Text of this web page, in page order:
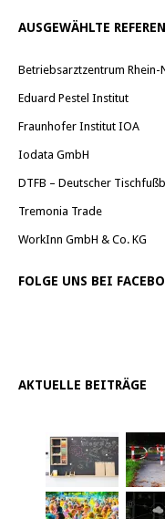
AUSGEWÄHLTE
Betriebsarztzentrum Rhein-
Eduard Pestel Institut
Fraunhofer Institut IOA
Iodata GmbH
DTFB – Deutscher
Tremonia Trade
WorkInn GmbH & Co. KG
FOLGE UNS BEI
AKTUELLE BEITRÄGE